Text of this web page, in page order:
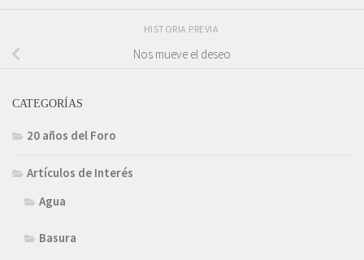
HISTORIA PREVIA
Nos mueve el deseo
CATEGORÍAS
20 años del Foro
Artículos de Interés
Agua
Basura